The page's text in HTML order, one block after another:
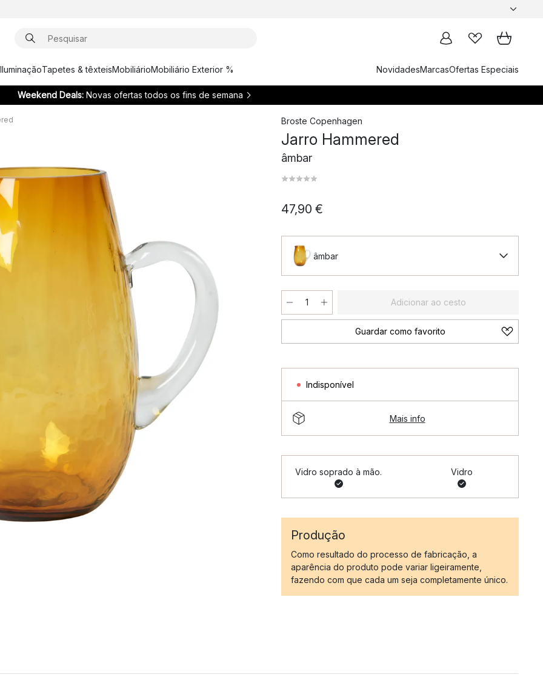
IluminaçãoTapetes & têxteisMobiliárioMobiliário Exterior % NovidadesMarcasOfertas Especiais
Weekend Deals: Novas ofertas todos os fins de semana
Broste Copenhagen
Jarro Hammered
âmbar
47,90 €
âmbar
Adicionar ao cesto
Guardar como favorito
Indisponível
Mais info
Vidro soprado à mão. Vidro
Produção
Como resultado do processo de fabricação, a
aparência do produto pode variar ligeiramente,
fazendo com que cada um seja completamente único.